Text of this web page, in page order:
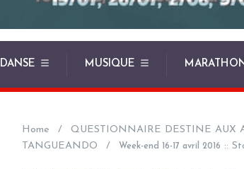
DANSE MUSIQUE
Home
QUESTIONNAIRE DESTINE AUX
TANGUEANDO
Week-end 16-17 avril 2016 ::